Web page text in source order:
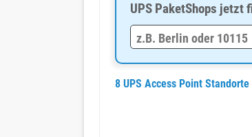
UPS PaketShops jetzt
8 UPS Access Point